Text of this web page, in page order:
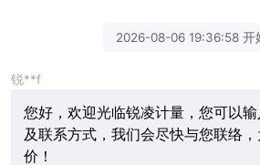
2026-08-06 19:36:58 开
锐**f
您好，欢迎光临锐凌计量，您可以
及联系方式，我们会尽快与您联络
价！